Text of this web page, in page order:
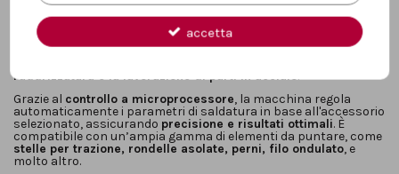
Questo sistema elettronico per la riparazione delle lamiere
progettato per applicazioni incarrozzeria, rappresenta una
raddrizzatura e la lavorazione di parti in acciaio.
Grazie al controllo a microprocessore, la macchina regola
automaticamente i parametri di saldatura in base all'accessorio
selezionato, assicurando precisione e risultati ottimali. È
compatibile con un’ampia gamma di elementi da puntare, come
stelle per trazione, rondelle asolate, perni, filo ondulato, e
molto altro.
accetta